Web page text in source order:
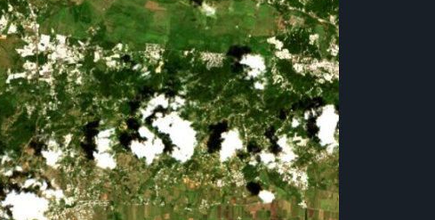
Дізнатися більше